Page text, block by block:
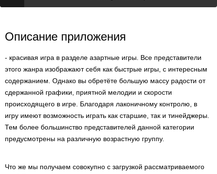
Описание приложения
- красивая игра в разделе азартные игры. Все представители
этого жанра изображают себя как быстрые игры, с интересным
содержанием. Однако вы обретёте большую массу радости от
сдержанной графики, приятной мелодии и скорости
происходящего в игре. Благодаря лаконичному контролю, в
игру имеют возможность играть как старшие, так и тинейджеры.
Тем более большинство представителей данной категории
предусмотрены на различную возрастную группу.
Что же мы получаем совокупно с загрузкой рассматриваемого